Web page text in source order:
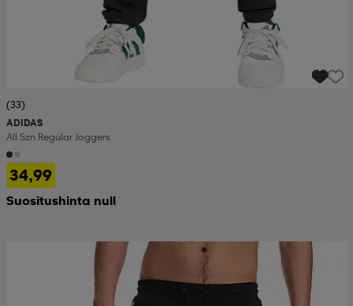
(33)
ADIDAS
All Szn Regular Joggers
34,99
Suositushinta null